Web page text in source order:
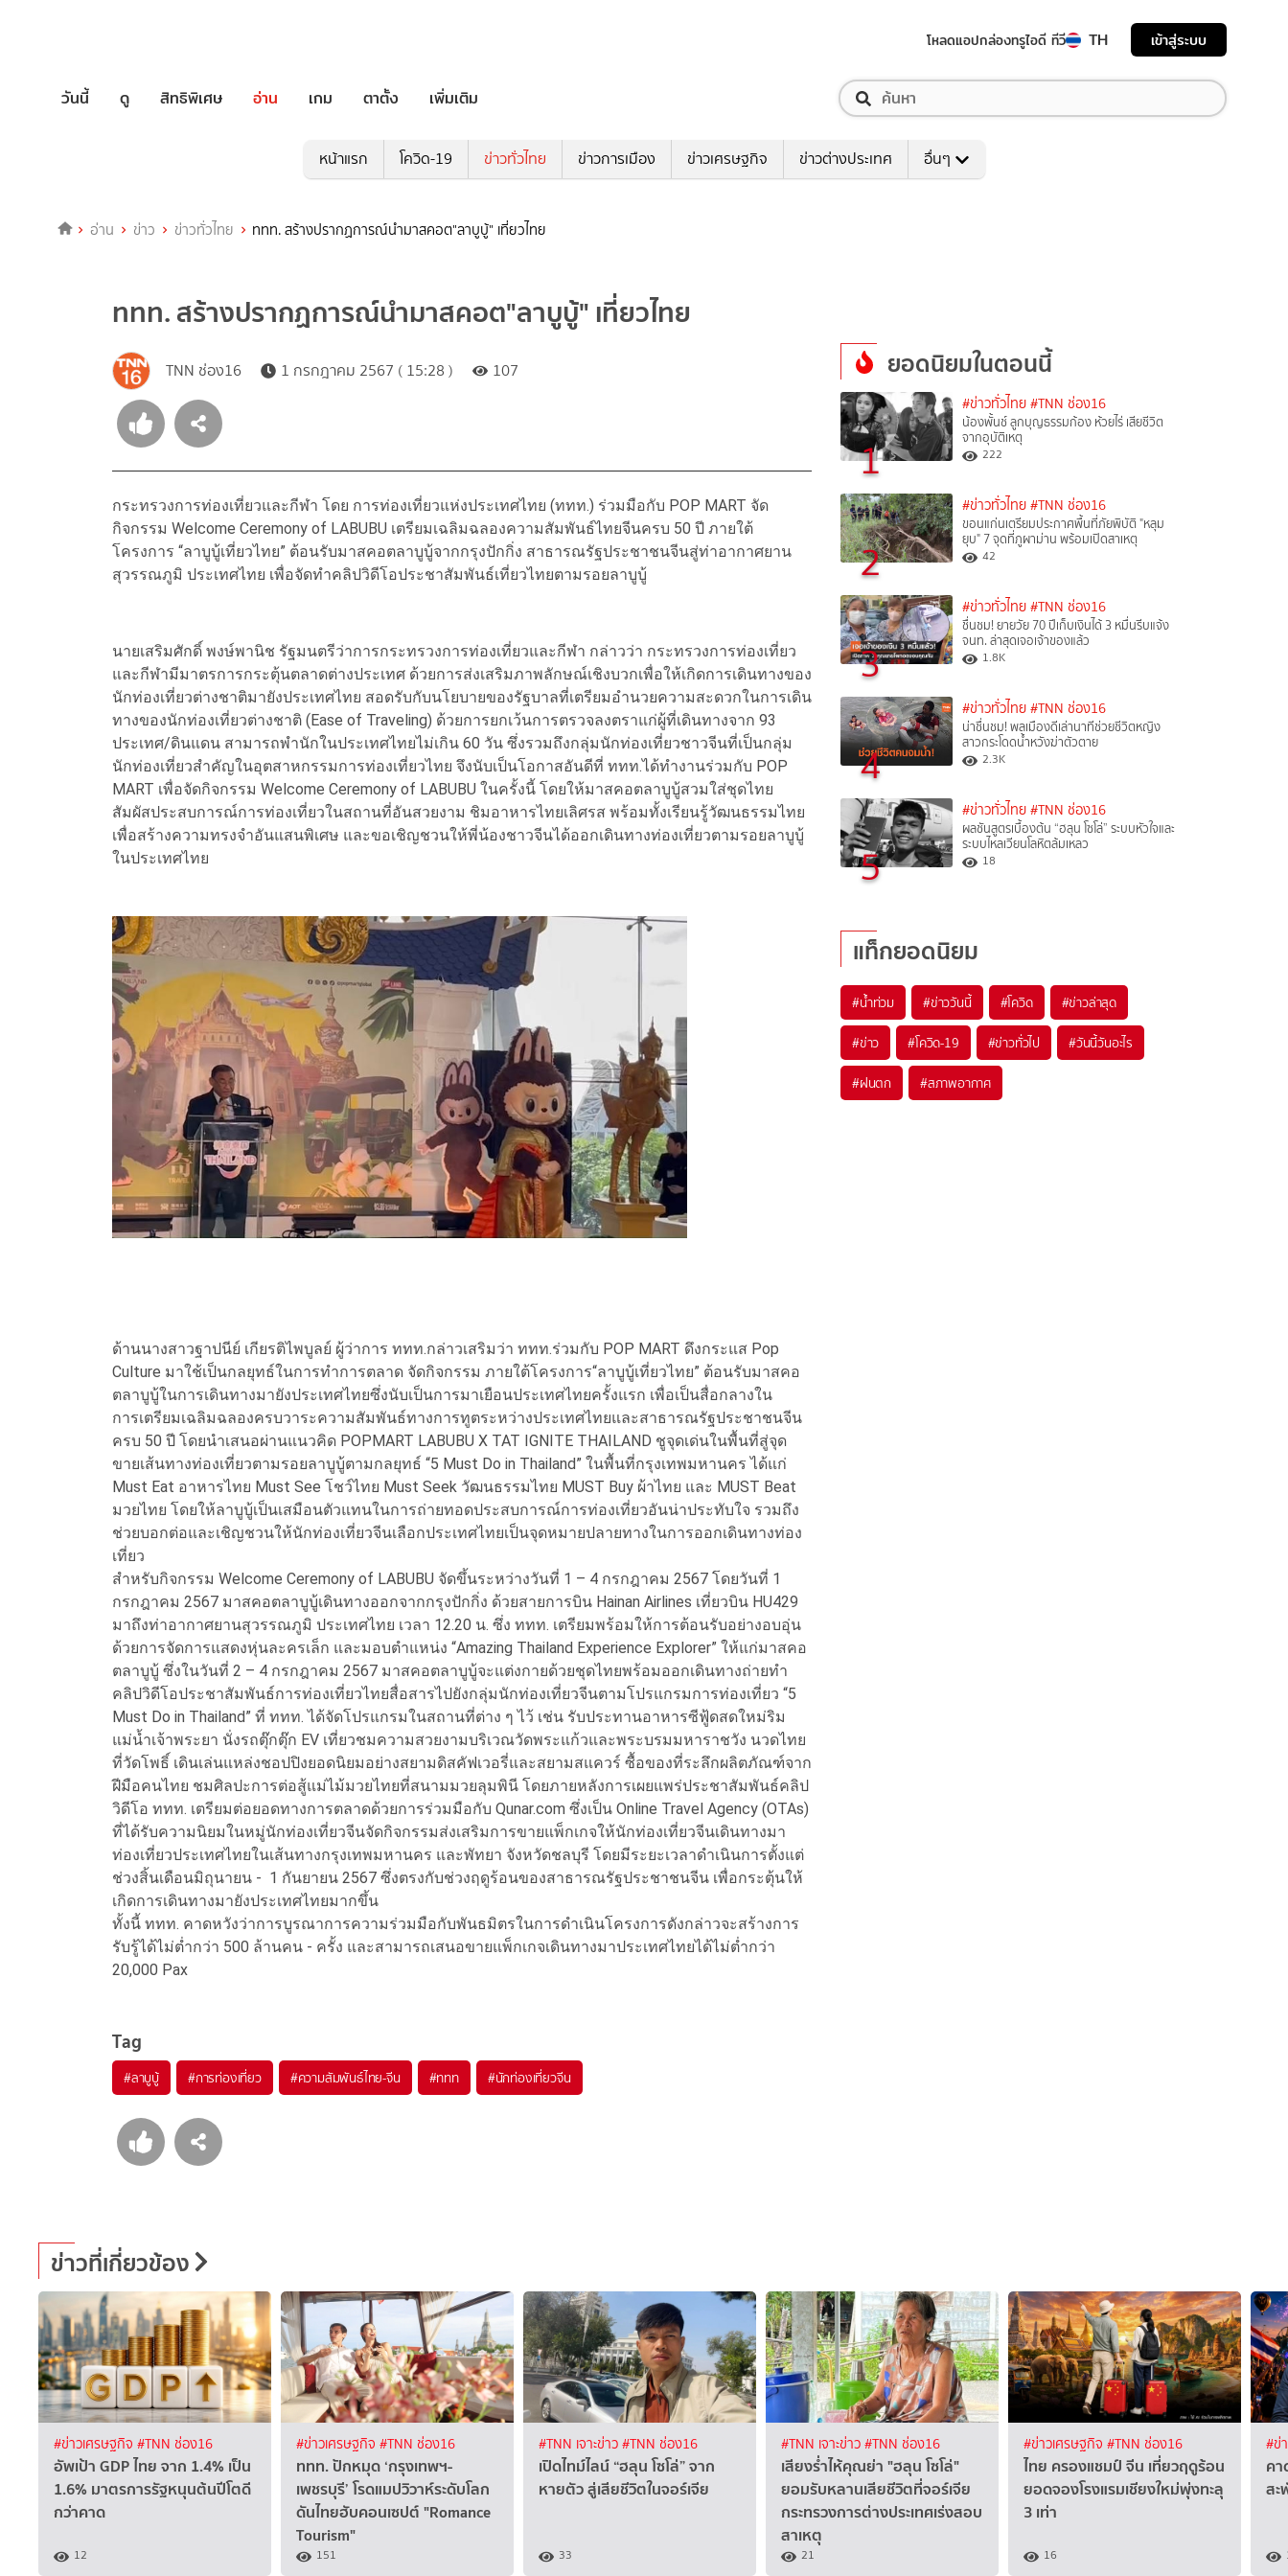
โหลดแอปกล่องทรูไอดี ทีวี TH เข้าสู่ระบบ
วันนี้ ดู สิทธิพิเศษ อ่าน เกม ตาตั้ง เพิ่มเติม
หน้าแรก โควิด-19 ข่าวทั่วไทย ข่าวการเมือง ข่าวเศรษฐกิจ ข่าวต่างประเทศ อื่นๆ
อ่าน ข่าว ข่าวทั่วไทย ททท. สร้างปรากฏการณ์นำมาสคอต​"ลาบูบู้" เที่ยวไทย​
ททท. สร้างปรากฏการณ์นำมาสคอต​"ลาบูบู้" เที่ยวไทย​
TNN ช่อง16 1 กรกฎาคม 2567 ( 15:28 ) 107
กระทรวงการท่องเที่ยวและกีฬา โดย การท่องเที่ยวแห่งประเทศไทย (ททท.) ร่วมมือกับ POP MART จัด
กิจกรรม Welcome Ceremony of LABUBU เตรียมเฉลิมฉลองความสัมพันธ์ไทยจีนครบ 50 ปี ภายใต้
โครงการ “ลาบูบู้เที่ยวไทย” ต้อนรับมาสคอตลาบูบู้จากกรุงปักกิ่ง สาธารณรัฐประชาชนจีนสู่ท่าอากาศยาน
สุวรรณภูมิ ประเทศไทย เพื่อจัดทำคลิปวิดีโอประชาสัมพันธ์เที่ยวไทยตามรอยลาบูบู้
นายเสริมศักดิ์ พงษ์พานิช รัฐมนตรีว่าการกระทรวงการท่องเที่ยวและกีฬา กล่าวว่า กระทรวงการท่องเที่ยว
และกีฬามีมาตรการกระตุ้นตลาดต่างประเทศ ด้วยการส่งเสริมภาพลักษณ์เชิงบวกเพื่อให้เกิดการเดินทางของ
นักท่องเที่ยวต่างชาติมายังประเทศไทย สอดรับกับนโยบายของรัฐบาลที่เตรียมอำนวยความสะดวกในการเดิน
ทางของนักท่องเที่ยวต่างชาติ (Ease of Traveling) ด้วยการยกเว้นการตรวจลงตราแก่ผู้ที่เดินทางจาก 93
ประเทศ/ดินแดน สามารถพำนักในประเทศไทยไม่เกิน 60 วัน ซึ่งรวมถึงกลุ่มนักท่องเที่ยวชาวจีนที่เป็นกลุ่ม
นักท่องเที่ยวสำคัญในอุตสาหกรรมการท่องเที่ยวไทย จึงนับเป็นโอกาสอันดีที่ ททท.ได้ทำงานร่วมกับ POP
MART เพื่อจัดกิจกรรม Welcome Ceremony of LABUBU ในครั้งนี้ โดยให้มาสคอตลาบูบู้สวมใส่ชุดไทย
สัมผัสประสบการณ์การท่องเที่ยวในสถานที่อันสวยงาม ชิมอาหารไทยเลิศรส พร้อมทั้งเรียนรู้วัฒนธรรมไทย
เพื่อสร้างความทรงจำอันแสนพิเศษ และขอเชิญชวนให้พี่น้องชาวจีนได้ออกเดินทางท่องเที่ยวตามรอยลาบูบู้
ในประเทศไทย
ด้านนางสาวฐาปนีย์ เกียรติไพบูลย์ ผู้ว่าการ ททท.กล่าวเสริมว่า ททท.ร่วมกับ POP MART ดึงกระแส Pop
Culture มาใช้เป็นกลยุทธ์ในการทำการตลาด จัดกิจกรรม ภายใต้โครงการ“ลาบูบู้เที่ยวไทย” ต้อนรับมาสคอ
ตลาบูบู้ในการเดินทางมายังประเทศไทยซึ่งนับเป็นการมาเยือนประเทศไทยครั้งแรก เพื่อเป็นสื่อกลางใน
การเตรียมเฉลิมฉลองครบวาระความสัมพันธ์ทางการทูตระหว่างประเทศไทยและสาธารณรัฐประชาชนจีน
ครบ 50 ปี โดยนำเสนอผ่านแนวคิด POPMART LABUBU X TAT IGNITE THAILAND ชูจุดเด่นในพื้นที่สู่จุด
ขายเส้นทางท่องเที่ยวตามรอยลาบูบู้ตามกลยุทธ์ “5 Must Do in Thailand” ในพื้นที่กรุงเทพมหานคร ได้แก่
Must Eat อาหารไทย Must See โชว์ไทย Must Seek วัฒนธรรมไทย MUST Buy ผ้าไทย และ MUST Beat
มวยไทย โดยให้ลาบูบู้เป็นเสมือนตัวแทนในการถ่ายทอดประสบการณ์การท่องเที่ยวอันน่าประทับใจ รวมถึง
ช่วยบอกต่อและเชิญชวนให้นักท่องเที่ยวจีนเลือกประเทศไทยเป็นจุดหมายปลายทางในการออกเดินทางท่อง
เที่ยว
สำหรับกิจกรรม Welcome Ceremony of LABUBU จัดขึ้นระหว่างวันที่ 1 – 4 กรกฎาคม 2567 โดยวันที่ 1
กรกฎาคม 2567 มาสคอตลาบูบู้เดินทางออกจากกรุงปักกิ่ง ด้วยสายการบิน Hainan Airlines เที่ยวบิน HU429
มาถึงท่าอากาศยานสุวรรณภูมิ ประเทศไทย เวลา 12.20 น. ซึ่ง ททท. เตรียมพร้อมให้การต้อนรับอย่างอบอุ่น
ด้วยการจัดการแสดงหุ่นละครเล็ก และมอบตำแหน่ง “Amazing Thailand Experience Explorer” ให้แก่มาสคอ
ตลาบูบู้ ซึ่งในวันที่ 2 – 4 กรกฎาคม 2567 มาสคอตลาบูบู้จะแต่งกายด้วยชุดไทยพร้อมออกเดินทางถ่ายทำ
คลิปวิดีโอประชาสัมพันธ์การท่องเที่ยวไทยสื่อสารไปยังกลุ่มนักท่องเที่ยวจีนตามโปรแกรมการท่องเที่ยว “5
Must Do in Thailand” ที่ ททท. ได้จัดโปรแกรมในสถานที่ต่าง ๆ ไว้ เช่น รับประทานอาหารซีฟู้ดสดใหม่ริม
แม่น้ำเจ้าพระยา นั่งรถตุ๊กตุ๊ก EV เที่ยวชมความสวยงามบริเวณวัดพระแก้วและพระบรมมหาราชวัง นวดไทย
ที่วัดโพธิ์ เดินเล่นแหล่งชอปปิงยอดนิยมอย่างสยามดิสคัฟเวอรี่และสยามสแควร์ ซื้อของที่ระลึกผลิตภัณฑ์จาก
ฝีมือคนไทย ชมศิลปะการต่อสู้แม่ไม้มวยไทยที่สนามมวยลุมพินี โดยภายหลังการเผยแพร่ประชาสัมพันธ์คลิป
วิดีโอ ททท. เตรียมต่อยอดทางการตลาดด้วยการร่วมมือกับ Qunar.com ซึ่งเป็น Online Travel Agency (OTAs)
ที่ได้รับความนิยมในหมู่นักท่องเที่ยวจีนจัดกิจกรรมส่งเสริมการขายแพ็กเกจให้นักท่องเที่ยวจีนเดินทางมา
ท่องเที่ยวประเทศไทยในเส้นทางกรุงเทพมหานคร และพัทยา จังหวัดชลบุรี โดยมีระยะเวลาดำเนินการตั้งแต่
ช่วงสิ้นเดือนมิถุนายน - 1 กันยายน 2567 ซึ่งตรงกับช่วงฤดูร้อนของสาธารณรัฐประชาชนจีน เพื่อกระตุ้นให้
เกิดการเดินทางมายังประเทศไทยมากขึ้น
ทั้งนี้ ททท. คาดหวังว่าการบูรณาการความร่วมมือกับพันธมิตรในการดำเนินโครงการดังกล่าวจะสร้างการ
รับรู้ได้ไม่ต่ำกว่า 500 ล้านคน - ครั้ง และสามารถเสนอขายแพ็กเกจเดินทางมาประเทศไทยได้ไม่ต่ำกว่า
20,000 Pax
Tag
#ลาบูบู้ #การท่องเที่ยว #ความสัมพันธ์ไทย-จีน #ททท #นักท่องเที่ยวจีน
ยอดนิยมในตอนนี้
1
#ข่าวทั่วไทย #TNN ช่อง16
น้องพั้นช์ ลูกบุญธรรมก้อง ห้วยไร่ เสียชีวิต
จากอุบัติเหตุ
222
2
#ข่าวทั่วไทย #TNN ช่อง16
ขอนแก่นเตรียมประกาศพื้นที่ภัยพิบัติ "หลุม
ยุบ" 7 จุดที่ภูผาม่าน พร้อมเปิดสาเหตุ
42
3
#ข่าวทั่วไทย #TNN ช่อง16
ชื่นชม! ยายวัย 70 ปีเก็บเงินได้ 3 หมื่นรีบแจ้ง
จนท. ล่าสุดเจอเจ้าของแล้ว
1.8K
4
#ข่าวทั่วไทย #TNN ช่อง16
น่าชื่นชม! พลเมืองดีเล่านาทีช่วยชีวิตหญิง
สาวกระโดดน้ำหวังฆ่าตัวตาย
2.3K
5
#ข่าวทั่วไทย #TNN ช่อง16
ผลชันสูตรเบื้องต้น “ฮลุน โซโล่” ระบบหัวใจและ
ระบบไหลเวียนโลหิตล้มเหลว
18
แท็กยอดนิยม
#น้ำท่วม #ข่าววันนี้ #โควิด #ข่าวล่าสุด
#ข่าว #โควิด-19 #ข่าวทั่วไป #วันนี้วันอะไร
#ฝนตก #สภาพอากาศ
ข่าวที่เกี่ยวข้อง
#ข่าวเศรษฐกิจ #TNN ช่อง16
อัพเป้า GDP ไทย จาก 1.4% เป็น
1.6% มาตรการรัฐหนุนต้นปีโตดี
กว่าคาด
12
#ข่าวเศรษฐกิจ #TNN ช่อง16
ททท. ปักหมุด ‘กรุงเทพฯ-
เพชรบุรี’ โรดแมปวิวาห์ระดับโลก
ดันไทยฮับคอนเซปต์ "Romance
Tourism"
151
#TNN เจาะข่าว#TNN ช่อง16
เปิดไทม์ไลน์ “ฮลุน โซโล่” จาก
หายตัว สู่เสียชีวิตในจอร์เจีย
33
#TNN เจาะข่าว#TNN ช่อง16
เสียงร่ำไห้คุณย่า "ฮลุน โซโล่"
ยอมรับหลานเสียชีวิตที่จอร์เจีย
กระทรวงการต่างประเทศเร่งสอบ
สาเหตุ
21
#ข่าวเศรษฐกิจ #TNN ช่อง16
ไทย ครองแชมป์ จีน เที่ยวฤดูร้อน
ยอดจองโรงแรมเชียงใหม่พุ่งทะลุ
3 เท่า
16
#ข่
ค
ส